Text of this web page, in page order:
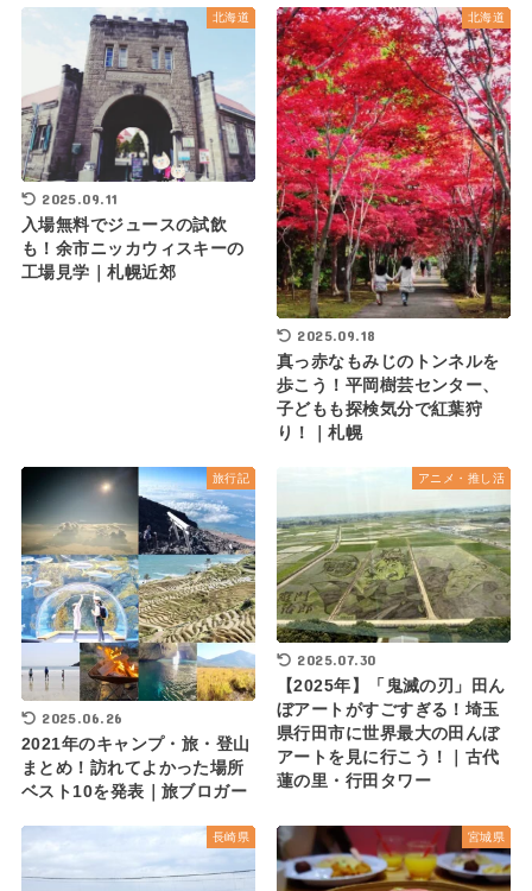
北海道
2025.09.11
入場無料でジュースの試飲
も！余市ニッカウィスキーの
工場見学｜札幌近郊
北海道
2025.09.18
真っ赤なもみじのトンネルを
歩こう！平岡樹芸センター、
子どもも探検気分で紅葉狩
り！｜札幌
旅行記
2025.06.26
2021年のキャンプ・旅・登山
まとめ！訪れてよかった場所
ベスト10を発表｜旅ブロガー
アニメ・推し活
2025.07.30
【2025年】「鬼滅の刃」田ん
ぼアートがすごすぎる！埼玉
県行田市に世界最大の田んぼ
アートを見に行こう！｜古代
蓮の里・行田タワー
長崎県 宮城県